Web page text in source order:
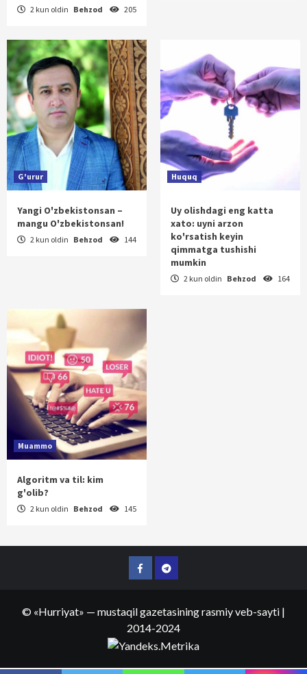
2 kun oldin Behzod 205
G'urur
Yangi O'zbekistonsan –
mangu O'zbekistonsan!
2 kun oldin Behzod 144
Huquq
Uy olishdagi eng katta
xato: uyni arzon
ko'rsatish keyin
qimmatga tushishi
mumkin
2 kun oldin Behzod 164
Muammo
Algoritm va til: kim
g'olib?
2 kun oldin Behzod 145
FacebookTelegram
© «Hurriyat» — mustaqil gazetasining rasmiy veb-sayti |
2014-2024